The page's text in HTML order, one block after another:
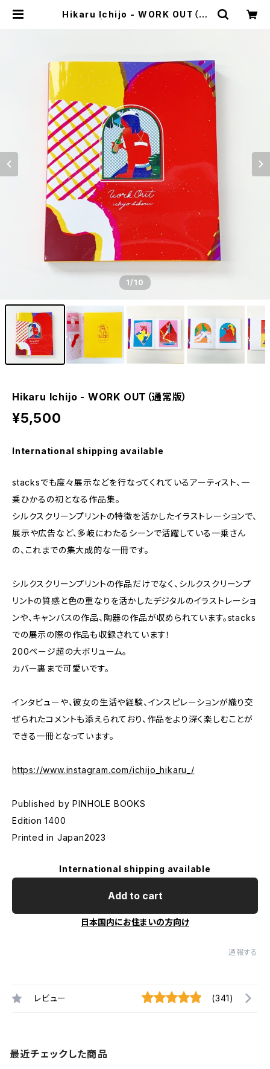
Hikaru Ichijo - WORK OUT（通
1/10
Hikaru Ichijo - WORK OUT（通常版）
¥5,500
International shipping available
stacksでも度々展示などを行なってくれているアーティスト、一
乗ひかるの初となる作品集。
シルクスクリーンプリントの特徴を活かしたイラストレーションで、
展示や広告など、多岐にわたるシーンで活躍している一乗さん
の、これまでの集大成的な一冊です。
シルクスクリーンプリントの作品だけでなく、シルクスクリーンプ
リントの質感と色の重なりを活かしたデジタルのイラストレーショ
ンや、キャンバスの作品、陶器の作品が収められています。stacks
での展示の際の作品も収録されています！
200ページ超の大ボリューム。
カバー裏まで可愛いです。
インタビューや、彼女の生活や経験、インスピレーションが織り交
ぜられたコメントも添えられており、作品をより深く楽しむことが
できる一冊となっています。
https://www.instagram.com/ichijo_hikaru_/
Published by PINHOLE BOOKS
Edition 1400
Printed in Japan2023
International shipping available
Add to cart
日本国内にお住まいの方向け
通報する
レビュー (341)
最近チェックした商品